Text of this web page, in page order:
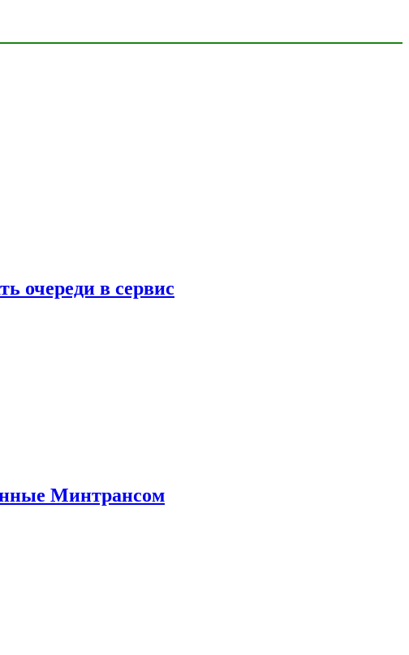
очереди в сервис
Минтрансом